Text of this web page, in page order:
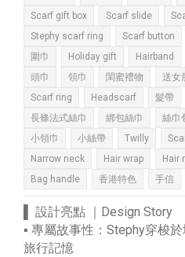
Scarf gift box
Scarf slide
Stephy scarf ring
Scarf button
圍巾
Holiday gift Hairband
頭巾
領巾 閨蜜禮物 送女
Scarf ring
Headscarf 髮帶
長條法式絲巾
綁包絲巾 絲巾
小領巾
小絲帶 Twilly
Narrow neck
Hair wrap Hair
Bag handle
香港特色 手信
▌ 設計亮點 ｜Design Story
▪︎ 專屬故事性：Stephy穿梭
旅行記憶